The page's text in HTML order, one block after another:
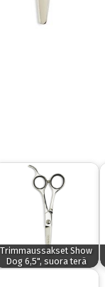
Trimmaussakset Show
Dog 6,5", suora terä